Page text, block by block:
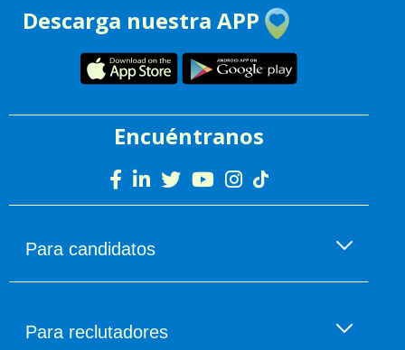
Descarga nuestra APP
Encuéntranos
Para candidatos
Sueldos
Para reclutadores